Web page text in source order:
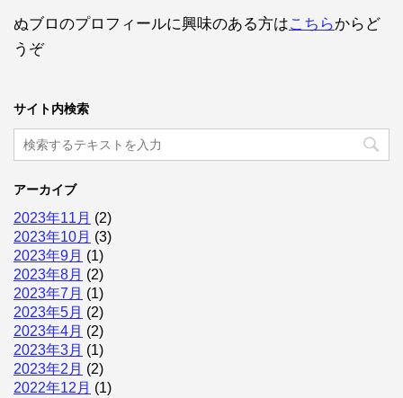
ぬブロのプロフィールに興味のある方はこちらからど
うぞ
サイト内検索
アーカイブ
2023年11月 (2)
2023年10月 (3)
2023年9月 (1)
2023年8月 (2)
2023年7月 (1)
2023年5月 (2)
2023年4月 (2)
2023年3月 (1)
2023年2月 (2)
2022年12月 (1)